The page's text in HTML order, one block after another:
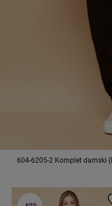
604-6205-2 Komplet damski